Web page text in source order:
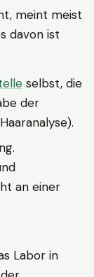
meint meist
davon ist
selbst, die
der
an einer
Labor in